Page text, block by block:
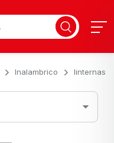
Inalambrico linternas